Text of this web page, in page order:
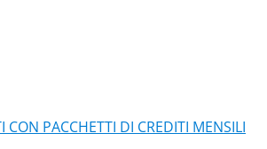
PACCHETTI DI CREDITI MENSILI